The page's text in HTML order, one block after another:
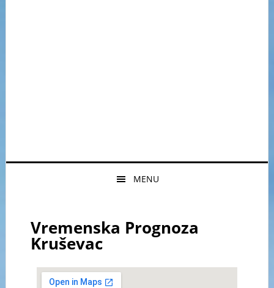
MENU
Vremenska Prognoza
Kruševac